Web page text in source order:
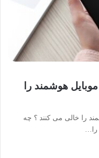
هوشمند را
را خالی می کنند ؟ چه
را…